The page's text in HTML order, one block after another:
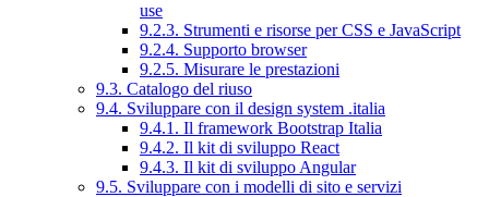
use
9.2.3. Strumenti e risorse per CSS e JavaScript
9.2.4. Supporto browser
9.2.5. Misurare le prestazioni
9.3. Catalogo del riuso
9.4. Sviluppare con il design system .italia
9.4.1. Il framework Bootstrap Italia
9.4.2. Il kit di sviluppo React
9.4.3. Il kit di sviluppo Angular
9.5. Sviluppare con i modelli di sito e servizi